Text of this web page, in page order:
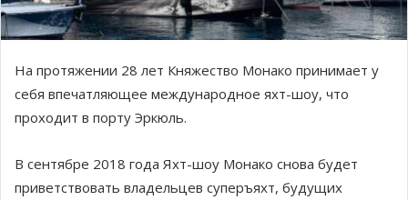
На протяжении 28 лет Княжество Монако принимает у
себя впечатляющее международное яхт-шоу, что
проходит в порту Эркюль.
В сентябре 2018 года Яхт-шоу Монако снова будет
приветствовать владельцев суперъяхт, будущих